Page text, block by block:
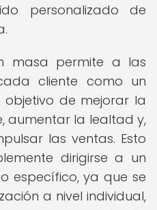
personalizado de
masa permite a las
cliente como un
objetivo de mejorar la
aumentar la lealtad y,
las ventas. Esto
dirigirse a un
específico, ya que se
a nivel individual,